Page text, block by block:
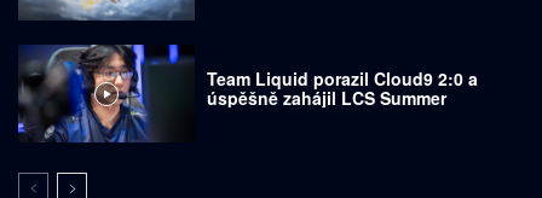
Team Liquid porazil Cloud9 2:0 a
úspěšně zahájil LCS Summer